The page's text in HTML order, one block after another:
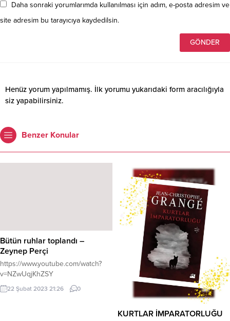
Daha sonraki yorumlarımda kullanılması için adım, e-posta adresim ve
site adresim bu tarayıcıya kaydedilsin.
Henüz yorum yapılmamış. İlk yorumu yukarıdaki form aracılığıyla
siz yapabilirsiniz.
Benzer Konular
Bütün ruhlar toplandı –
Zeynep Perçi
https://www.youtube.com/watch?
v=NZwUqjKhZSY
22 Şubat 2023 21:26 0
KURTLAR İMPARATORLUĞU